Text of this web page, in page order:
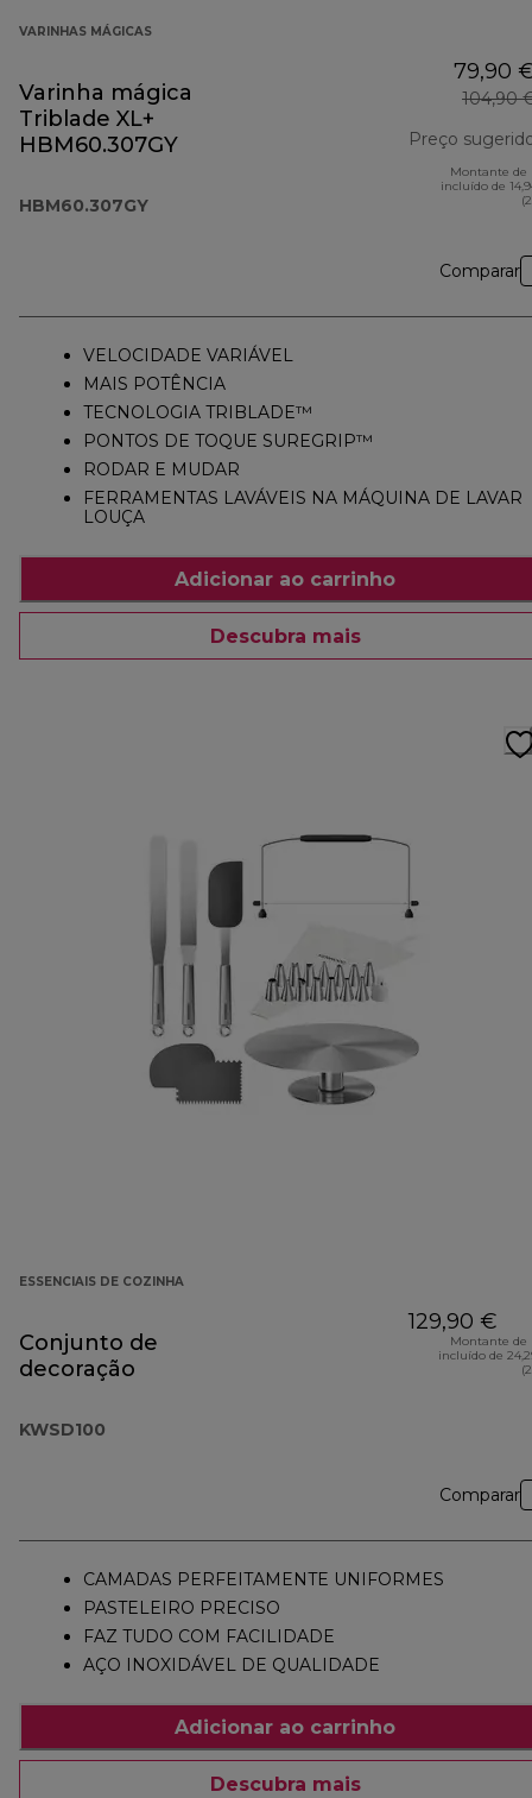
VARINHAS MÁGICAS
Varinha mágica
Triblade XL+
HBM60.307GY
HBM60.307GY
79,90
104,90
Preço
Montante de
incluído de
Comparar
VELOCIDADE VARIÁVEL
MAIS POTÊNCIA
TECNOLOGIA TRIBLADE™
PONTOS DE TOQUE SUREGRIP™
RODAR E MUDAR
FERRAMENTAS LAVÁVEIS NA MÁQUINA DE LAVAR
LOUÇA
Adicionar ao carrinho
Descubra mais
ESSENCIAIS DE COZINHA
Conjunto de
decoração
KWSD100
129,90 €
Montante de
incluído de
Comparar
CAMADAS PERFEITAMENTE UNIFORMES
PASTELEIRO PRECISO
FAZ TUDO COM FACILIDADE
AÇO INOXIDÁVEL DE QUALIDADE
Adicionar ao carrinho
Descubra mais